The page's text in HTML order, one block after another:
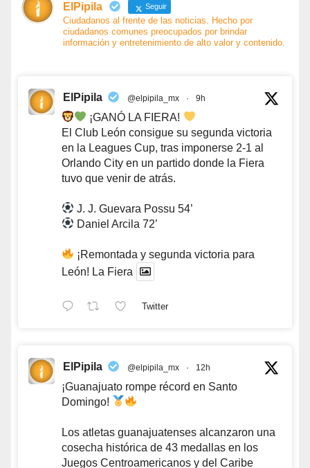
ElPipila Seguir
Ciudadanos al frente de las noticias. Hecho por
ciudadanos comunes preocupados por brindar
información y entretenimiento de alto valor y contenido.
ElPipila @elpipila_mx · 9h
¡GANÓ LA FIERA!
El Club León consigue su segunda victoria
en la Leagues Cup, tras imponerse 2-1 al
Orlando City en un partido donde la Fiera
tuvo que venir de atrás.
J. J. Guevara Possu 54’
Daniel Arcila 72’
¡Remontada y segunda victoria para
León! La Fiera
Twitter
ElPipila @elpipila_mx · 12h
¡Guanajuato rompe récord en Santo
Domingo!
Los atletas guanajuatenses alcanzaron una
cosecha histórica de 43 medallas en los
Juegos Centroamericanos y del Caribe